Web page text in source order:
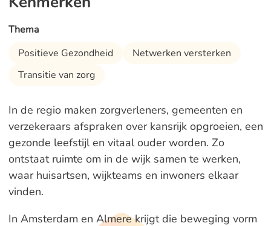
In de regio maken zorgverleners, gemeenten en
verzekeraars afspraken over kansrijk opgroeien, een
gezonde leefstijl en vitaal ouder worden. Zo
ontstaat ruimte om in de wijk samen te werken,
waar huisartsen, wijkteams en inwoners elkaar
vinden.
In Amsterdam en Almere krijgt die beweging vorm
Thema
Positieve Gezondheid
Netwerken versterken
Transitie van zorg